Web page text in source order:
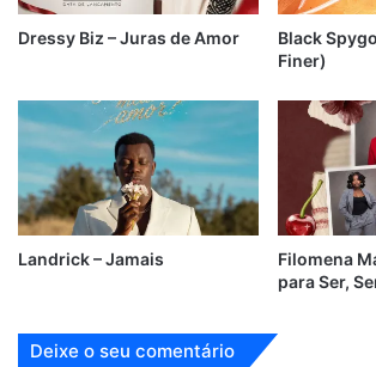
Dressy Biz – Juras de Amor
Black
Finer)
Landrick – Jamais
Filomena
para Ser,
Deixe o seu comentário